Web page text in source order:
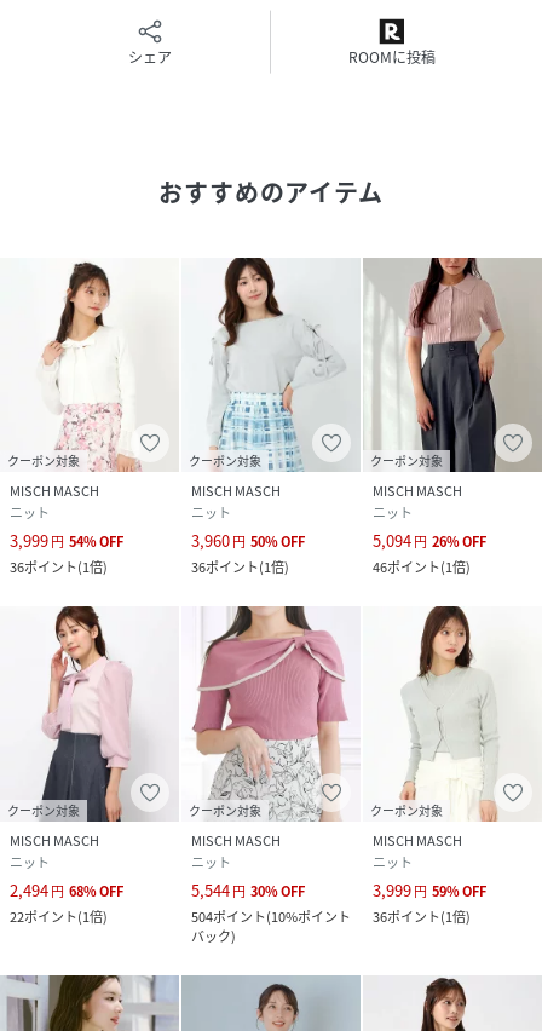
シンプルなパンツやスカートと合わせれば、一気に今どきの
トレンド感を演出。
まわりが気にならず、可愛らしく着られました。
160cmスタッフ：レイヤード風のデザインがシンプルなコー
デに華やかさを添え、一枚でおしゃれに決まります。
●サイズ展開
フリーサイズ
●カラーバリエーション
ブラック/ブルー/ピンク/ホワイト
ラウンドカットフレアスカート/MM517211
シアーギンガムチェックスカート/MM527210
アシンメトリー切替Aラインスカート/MM527217
●キーワード
シアーバルーン袖ビスチェニットレディースシアーニットビ
スチェニットバルーンスリーブ透け感スリーブシアースリー
ブフェミニンニットレイヤード風ニット重ね着風トップスき
れいめニットエレガントニット大人可愛いニット大人フェミ
ニンニットVネックニットスクエアネックニットショート丈
ニットクロップドニット体型カバー細見えトップス二の腕カ
バー伸縮性ありストレッチ素材軽量ニットやわらかニット通
気性あり涼しいトップスシワになりにくい洗えるニット洗濯
機OKポリエステル混黒ニットブラックニット白ニットホワイ
トニットベージュニットグレーニットブラウンニットピンク
シェア ROOMに投稿
おすすめのアイテム
クーポン対象
MISCH MASCH
ニット
3,999円 54%OFF
36ポイント(1倍)
クーポン対象
MISCH MASCH
ニット
3,960円 50%OFF
36ポイント(1倍)
クーポン対象
MISCH MASCH
ニット
5,094円 26%OFF
46ポイント(1倍)
クーポン対象
MISCH MASCH
ニット
2,494円 68%OFF
22ポイント(1倍)
クーポン対象
MISCH MASCH
ニット
5,544円 30%OFF
504ポイント(10%ポイント
バック)
クーポン対象
MISCH MASCH
ニット
3,999円 59%OFF
36ポイント(1倍)